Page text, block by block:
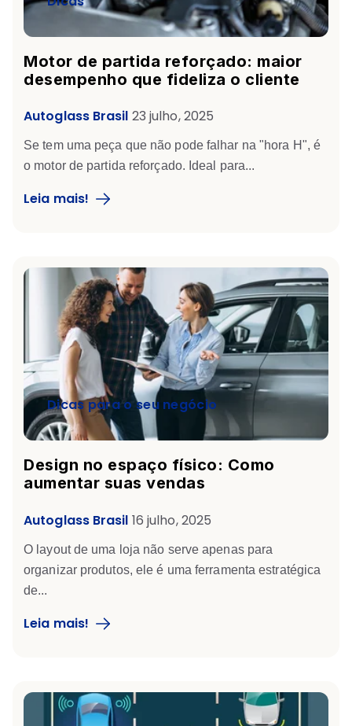
Motor de partida reforçado: maior
desempenho que fideliza o cliente
Autoglass Brasil 23 julho, 2025
Se tem uma peça que não pode falhar na "hora H", é
o motor de partida reforçado. Ideal para...
Leia mais!
Dicas para o seu negócio
Design no espaço físico: Como
aumentar suas vendas
Autoglass Brasil 16 julho, 2025
O layout de uma loja não serve apenas para
organizar produtos, ele é uma ferramenta estratégica
de...
Leia mais!